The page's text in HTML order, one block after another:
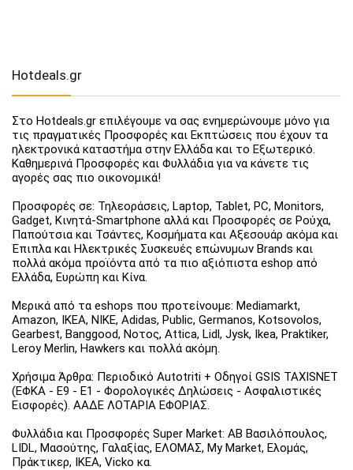
Hotdeals.gr
Στο Hotdeals.gr επιλέγουμε να σας ενημερώνουμε μόνο για
τις πραγματικές Προσφορές και Εκπτώσεις που έχουν τα
ηλεκτρονικά καταστήμα στην Ελλάδα και το Εξωτερικό.
Καθημερινά Προσφορές και Φυλλάδια για να κάνετε τις
αγορές σας πιο οικονομικά!
Προσφορές σε: Τηλεοράσεις, Laptop, Tablet, PC, Monitors,
Gadget, Κινητά-Smartphone αλλά και Προσφορές σε Ρούχα,
Παπούτσια και Τσάντες, Κοσμήματα και Αξεσουάρ ακόμα και
Έπιπλα και Ηλεκτρικές Συσκευές επώνυμων Brands και
πολλά ακόμα προϊόντα από τα πιο αξιόπιστα eshop από
Ελλάδα, Ευρώπη και Κίνα.
Μερικά από τα eshops που προτείνουμε: Mediamarkt,
Amazon, IKEA, NIKE, Adidas, Public, Germanos, Kotsovolos,
Gearbest, Banggood, Νοτος, Attica, Lidl, Jysk, Ikea, Praktiker,
Leroy Merlin, Hawkers και πολλά ακόμη.
Χρήσιμα Άρθρα: Περιοδικό Autotriti + Οδηγοί GSIS TAXISNET
(ΕΦΚΑ - Ε9 - Ε1 - Φορολογικές Δηλώσεις - Ασφαλιστικές
Εισφορές). ΑΑΔΕ ΛΟΤΑΡΙΑ ΕΦΟΡΙΑΣ.
Φυλλάδια και Προσφορές Super Market: ΑΒ Βασιλόπουλος,
LIDL, Μασούτης, Γαλαξίας, ΕΛΟΜΑΣ, My Market, Ελομάς,
Πράκτικερ, ΙΚΕΑ, Vicko κα.